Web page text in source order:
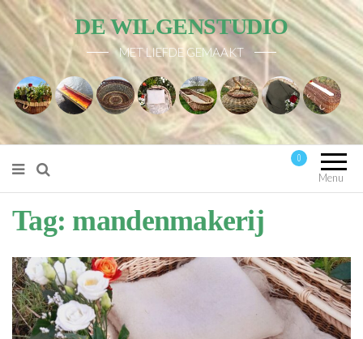
DE WILGENSTUDIO
MET LIEFDE GEMAAKT
Menu
0
Tag: mandenmakerij